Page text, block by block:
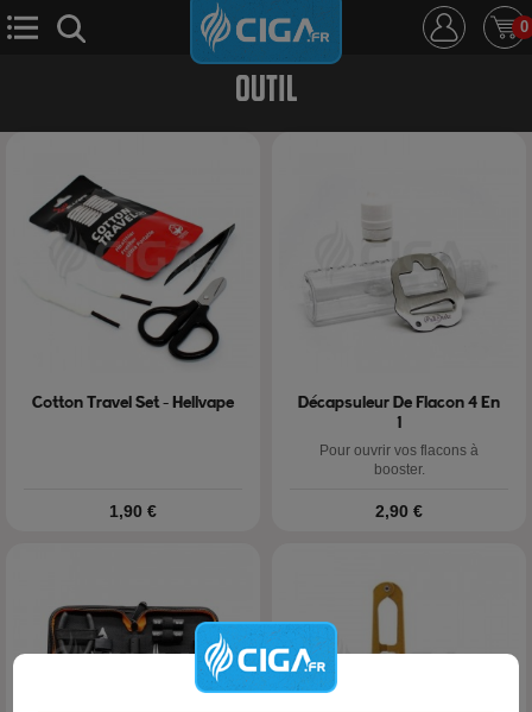
0
Cbd
Ciga +
OUTIL
Cotton Travel Set - Hellvape
Prix
1,90 €
Décapsuleur De Flacon 4 En
1
Pour ouvrir vos flacons à
booster.
Prix
2,90 €